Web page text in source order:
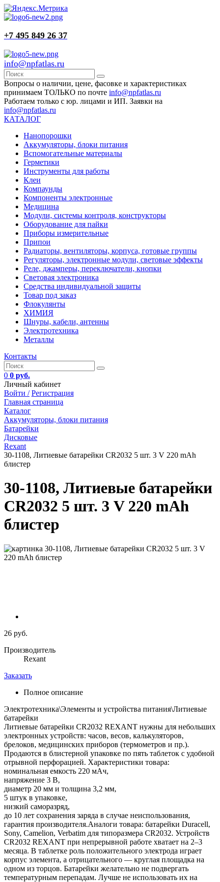
+7 495 849 26 37
info@npfatlas.ru
Вопросы о наличии, цене, фасовке и характеристиках
принимаем ТОЛЬКО по почте info@npfatlas.ru
Работаем только с юр. лицами и ИП. Заявки на
info@npfatlas.ru
КАТАЛОГ
Нанопорошки
Аккумуляторы, блоки питания
Вспомогательные материалы
Герметики
Инструменты для работы
Клеи
Компаунды
Компоненты электронные
Медицина
Модули, системы контроля, конструкторы
Оборудование для пайки
Приборы измерительные
Припои
Радиаторы, вентиляторы, корпуса, готовые группы
Регуляторы, электронные модули, световые эффекты
Реле, джамперы, переключатели, кнопки
Световая электроника
Средства индивидуальной защиты
Товар под заказ
Флокулянты
ХИМИЯ
Шнуры, кабели, антенны
Электротехника
Металлы
Контакты
0 0 руб.
Личный кабинет
Войти / Регистрация
Главная страница
Каталог
Аккумуляторы, блоки питания
Батарейки
Дисковые
Rexant
30-1108, Литиевые батарейки CR2032 5 шт. 3 V 220 mAh
блистер
30-1108, Литиевые батарейки
CR2032 5 шт. 3 V 220 mAh
блистер
26 руб.
Производитель
Rexant
Заказать
Полное описание
Электротехника\Элементы и устройства питания\Литиевые
батарейки
Литиевые батарейки CR2032 REXANT нужны для небольших
электронных устройств: часов, весов, калькуляторов,
брелоков, медицинских приборов (термометров и пр.).
Продаются в блистерной упаковке по пять таблеток с удобной
отрывной перфорацией. Характеристики товара:
номинальная емкость 220 мАч,
напряжение 3 В,
диаметр 20 мм и толщина 3,2 мм,
5 штук в упаковке,
низкий саморазряд,
до 10 лет сохранения заряда в случае неиспользования,
гарантия производителя.Аналоги товара: батарейки Duracell,
Sony, Camelion, Verbatim для типоразмера CR2032. Устройств
CR2032 REXANT при непрерывной работе хватает на 2–3
месяца. В таблетке роль положительного электрода играет
корпус элемента, а отрицательного — круглая площадка на
одном из торцов. Батарейки желательно не подвергать
температурным перепадам. Лучше не использовать их на